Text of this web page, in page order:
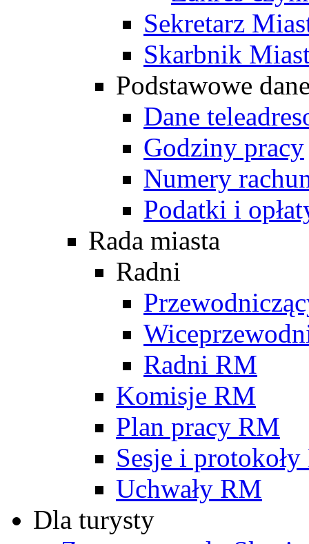
Sekretarz
Skarbnik
Podstawowe
Dane
Godziny pracy
Numery
Podatki i
Rada miasta
Radni
Radni RM
Komisje RM
Plan pracy RM
Sesje i
Uchwały RM
Dla turysty